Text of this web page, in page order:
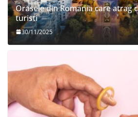
Orasele din Romania care atrag
turisti
30/11/2025